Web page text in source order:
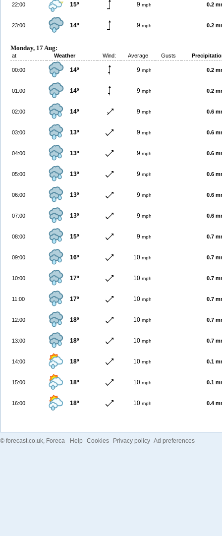
22:00 15º 9 mph 0.2
23:00 14º 9 mph 0.2
Monday, 17 Aug:
at Weather Wind: Average Gusts
00:00 14º 9 mph 0.2
01:00 14º 9 mph 0.2
02:00 14º 9 mph 0.6
03:00 13º 9 mph 0.6
04:00 13º 9 mph 0.6
05:00 13º 9 mph 0.6
06:00 13º 9 mph 0.6
07:00 13º 9 mph 0.6
08:00 15º 9 mph 0.7
09:00 16º 10 mph 0.7
10:00 17º 10 mph 0.7
11:00 17º 10 mph 0.7
12:00 18º 10 mph 0.7
13:00 18º 10 mph 0.7
14:00 18º 10 mph 0.1
15:00 18º 10 mph 0.1
16:00 18º 10 mph 0.4
© forecast.co.uk , Foreca Help Cookies Privacy policy Ad preferences